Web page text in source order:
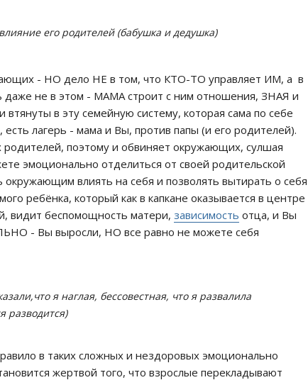
его родителей (бабушка и дедушка)
- НО дело НЕ в том, что КТО-ТО управляет ИМ, а в
даже не в этом - МАМА строит с ним отношения, ЗНАЯ и
в эту семейную систему, которая сама по себе
лагерь - мама и Вы, против папы (и его родителей).
поэтому и обвиняет окружающих, сулшая
эмоционально отделиться от своей родительской
влиять на себя и позволять вытирать о себя
ребёнка, который как в капкане оказывается в центре
видит беспомощность матери, зависимость отца, и Вы
- Вы выросли, НО все равно не можете себя
я наглая, бессовестная, что я развалила
разводится)
в таких сложных и нездоровых эмоционально
жертвой того, что взрослые перекладывают